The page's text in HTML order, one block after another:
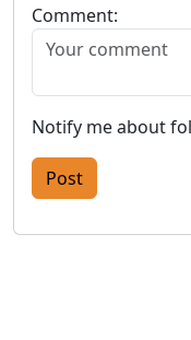
Comment:
Notify me about